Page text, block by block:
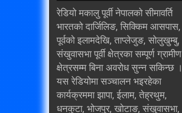
रेडियो मकालु पूर्वी नेपालको सीमावर्ति
भारतको दार्जिलिङ, सिक्किम आसपास,
पूर्वको इलामदेखि, ताप्लेजुङ, सोलुखुम्बु,
संखुवासभा पूर्वी क्षेत्रका सम्पूर्ण ग्रामीण
क्षेत्रसम्म बिना अवरोध सुन्न सकिन्छ ।
यस रेडियोमा सञ्चालन भइरहेका
कार्यक्रममा झापा, ईलाम, तेह्रथुम,
धनकुटा, भोजपुर, खोटाङ, संखुवासभा,